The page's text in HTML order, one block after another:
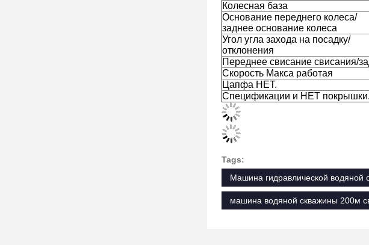
Колесная база
Основание переднего колеса/
заднее основание колеса
Угол угла захода на посадку/
отклонения
Переднее свисание свисания/
Скорость Макса работая
Цапфа НЕТ.
Спецификации и НЕТ покрышки.
Tags:
Машина гидравлической водяной
машина водяной скважины 200м